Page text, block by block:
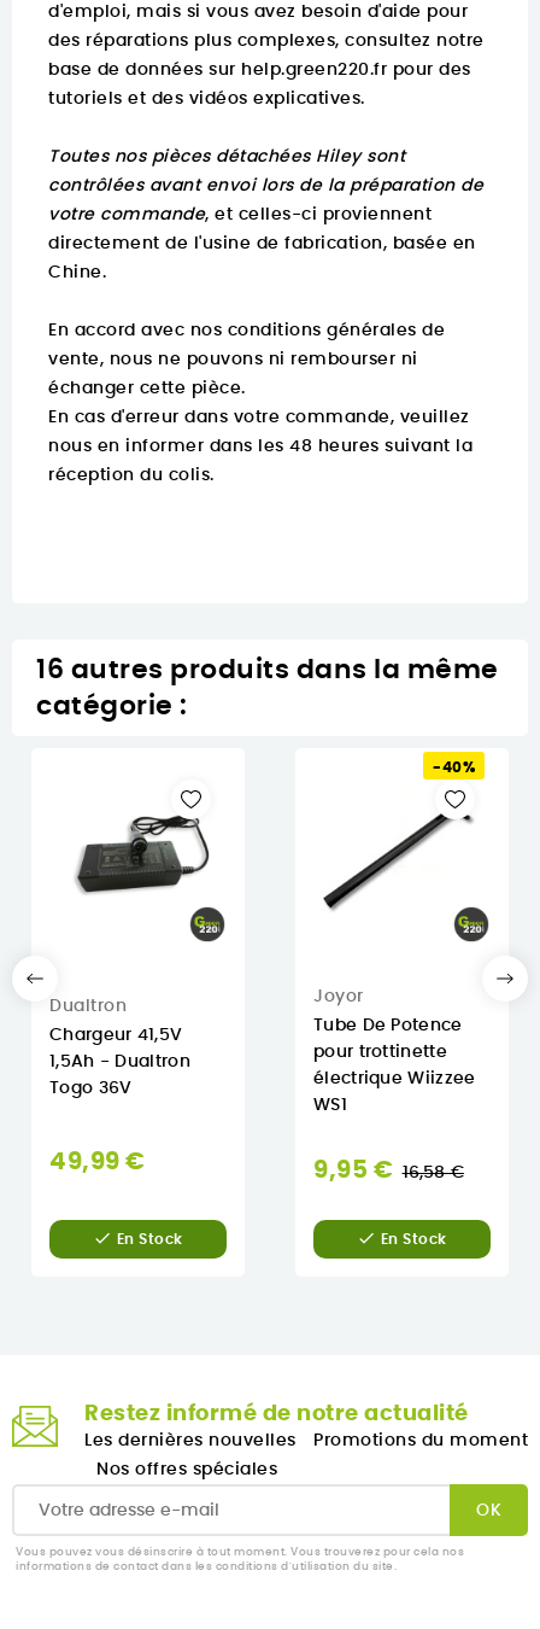
d'emploi, mais si vous avez besoin d'aide pour
des réparations plus complexes, consultez notre
base de données sur help.green220.fr pour des
tutoriels et des vidéos explicatives.
Toutes nos pièces détachées Hiley sont
contrôlées avant envoi lors de la préparation de
votre commande, et celles-ci proviennent
directement de l'usine de fabrication, basée en
Chine.
En accord avec nos conditions générales de
vente, nous ne pouvons ni rembourser ni
échanger cette pièce.
En cas d'erreur dans votre commande, veuillez
nous en informer dans les 48 heures suivant la
réception du colis.
16 autres produits dans la même
catégorie :
Dualtron
Chargeur 41,5V
1,5Ah - Dualtron
Togo 36V
49,99 €
 En Stock
-40%
Joyor
Tube De Potence
pour trottinette
électrique Wiizzee
WS1
9,95 € Prix
16,58 €
 En Stock
Restez informé de notre actualité
Les dernières nouvelles
Promotions du moment
Nos offres spéciales
Vous pouvez vous désinscrire à tout moment. Vous trouverez pour cela nos
informations de contact dans les conditions d'utilisation du site.